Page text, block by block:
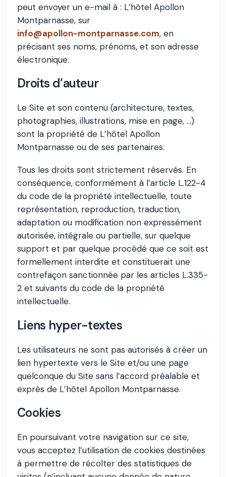
peut envoyer un e-mail à : L’hôtel Apollon
Montparnasse, sur
info@apollon-montparnasse.com, en
précisant ses noms, prénoms, et son adresse
électronique.
Droits d’auteur
Le Site et son contenu (architecture, textes,
photographies, illustrations, mise en page, …)
sont la propriété de L’hôtel Apollon
Montparnasse ou de ses partenaires.
Tous les droits sont strictement réservés. En
conséquence, conformément à l’article L.122-4
du code de la propriété intellectuelle, toute
représentation, reproduction, traduction,
adaptation ou modification non expressément
autorisée, intégrale ou partielle, sur quelque
support et par quelque procédé que ce soit est
formellement interdite et constituerait une
contrefaçon sanctionnée par les articles L.335-
2 et suivants du code de la propriété
intellectuelle.
Liens hyper-textes
Les utilisateurs ne sont pas autorisés à créer un
lien hypertexte vers le Site et/ou une page
quelconque du Site sans l’accord préalable et
exprès de L’hôtel Apollon Montparnasse.
Cookies
En poursuivant votre navigation sur ce site,
vous acceptez l’utilisation de cookies destinées
à permettre de récolter des statistiques de